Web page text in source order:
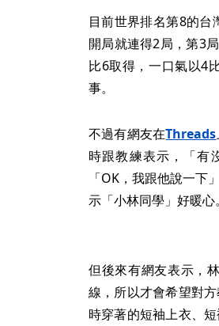
目前世界排名第8的台
開局就連得2局，第3
比6取得，一口氣以4
事。
不過有網友在Threads
時跟教練表示，「有
「OK，我跟他說一下
示「小林同學」好暖心。
但後來有網友表示，
線，所以才會希望對
時穿著的短袖上衣、